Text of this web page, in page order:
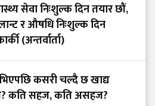
सेवा निःशुल्क दिन तयार छौं,
र औषधि निःशुल्क दिन
(अन्तर्वार्ता)
कसरी चल्दै छ खाद्य
कति सहज, कति असहज?